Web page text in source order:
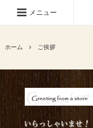
メニュー
ホーム ご挨拶